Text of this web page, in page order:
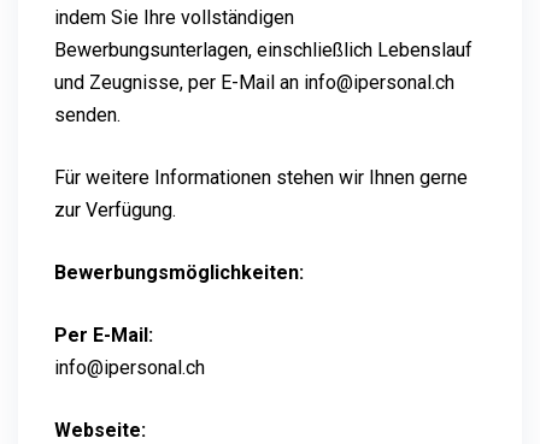
indem Sie Ihre vollständigen
Bewerbungsunterlagen, einschließlich Lebenslauf
und Zeugnisse, per E-Mail an info@ipersonal.ch
senden.
Für weitere Informationen stehen wir Ihnen gerne
zur Verfügung.
Bewerbungsmöglichkeiten:
Per E-Mail:
info@ipersonal.ch
Webseite: